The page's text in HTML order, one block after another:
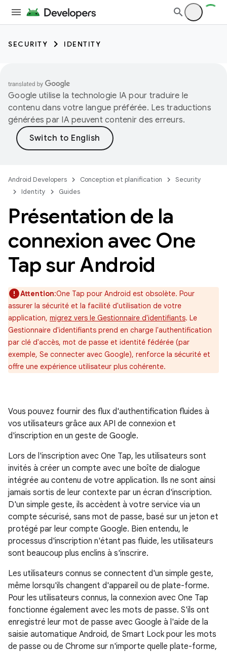
SECURITY IDENTITY
Google utilise la technologie IA pour traduire le
contenu dans votre langue préférée. Les traductions
générées par IA peuvent contenir des erreurs.
Android Developers Conception et planification
Security
Identity
Guides
Présentation de la
connexion avec One
Tap sur Android
Attention:One Tap pour Android est obsolète. Pour
assurer la sécurité et la facilité d'utilisation de votre
application, migrez vers le Gestionnaire d'identifiants. Le
Gestionnaire d'identifiants prend en charge l'authentification
par clé d'accès, mot de passe et identité fédérée (par
exemple, Se connecter avec Google), renforce la sécurité et
offre une expérience utilisateur plus cohérente.
Vous pouvez fournir des flux d'authentification fluides à
vos utilisateurs grâce aux API de connexion et
d'inscription en un geste de Google.
Lors de l'inscription avec One Tap, les utilisateurs sont
invités à créer un compte avec une boîte de dialogue
intégrée au contenu de votre application. Ils ne sont ainsi
jamais sortis de leur contexte par un écran d'inscription.
D'un simple geste, ils accèdent à votre service via un
compte sécurisé, sans mot de passe, basé sur un jeton et
protégé par leur compte Google. Bien entendu, le
processus d'inscription n'étant pas fluide, les utilisateurs
sont beaucoup plus enclins à s'inscrire.
Les utilisateurs connus se connectent d'un simple geste,
même lorsqu'ils changent d'appareil ou de plate-forme.
Pour les utilisateurs connus, la connexion avec One Tap
fonctionne également avec les mots de passe. S'ils ont
enregistré leur mot de passe avec Google à l'aide de la
saisie automatique Android, de Smart Lock pour les mots
de passe ou de Chrome sur n'importe quelle plate-forme,